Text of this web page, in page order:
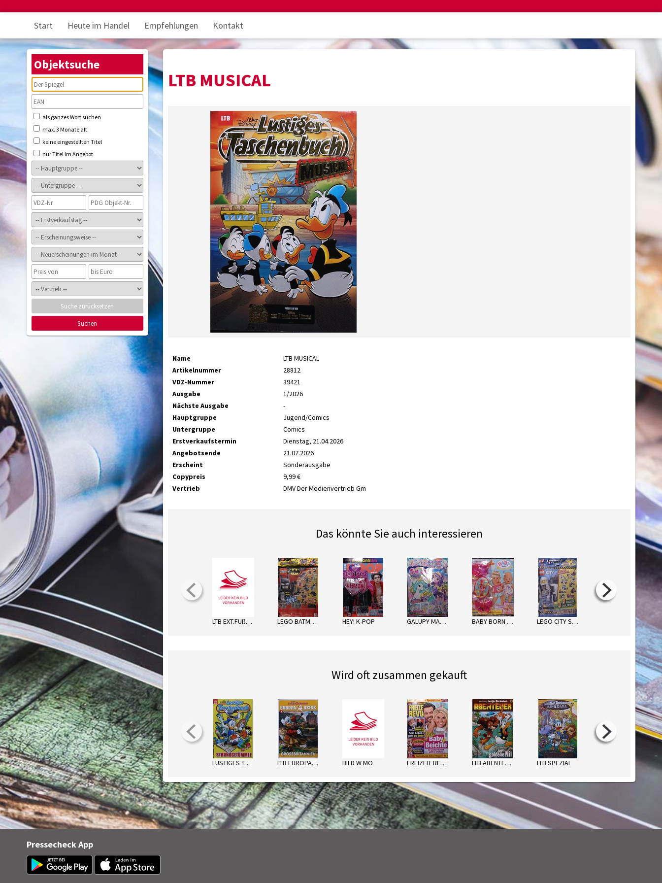
Start Heute im Handel Empfehlungen Kontakt
Objektsuche
als ganzes Wort suchen
max. 3 Monate alt
keine eingestellten Titel
nur Titel im Angebot
Suche zurücksetzen
Suchen
LTB MUSICAL
Name
LTB MUSICAL
Artikelnummer
28812
VDZ-Nummer
39421
Ausgabe
1/2026
Nächste Ausgabe
-
Hauptgruppe
Jugend/Comics
Untergruppe
Comics
Erstverkaufstermin
Dienstag, 21.04.2026
Angebotsende
21.07.2026
Erscheint
Sonderausgabe
Copypreis
9,99 €
Vertrieb
DMV Der Medienvertrieb Gm
Das könnte Sie auch interessieren
LTB EXT.FUßBALL SORT. LEGO BATMAN ENERGY PACK HEY! K-POP GALUPY MAGAZIN BABY BORN SOMMER-SPAß LEGO CITY STARKE POLIZEI-ACTIO LEGO TECHNIC
next
Wird oft zusammen gekauft
LUSTIGES TASCHENBUCH LTB EUROPAREISE BILD W MO FREIZEIT REVUE LTB ABENTEUER LTB SPEZIAL FREIZEIT WOCHE
next
Pressecheck App